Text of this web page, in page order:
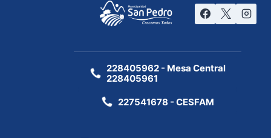
228405962 - Mesa Central
228405961
227541678 - CESFAM